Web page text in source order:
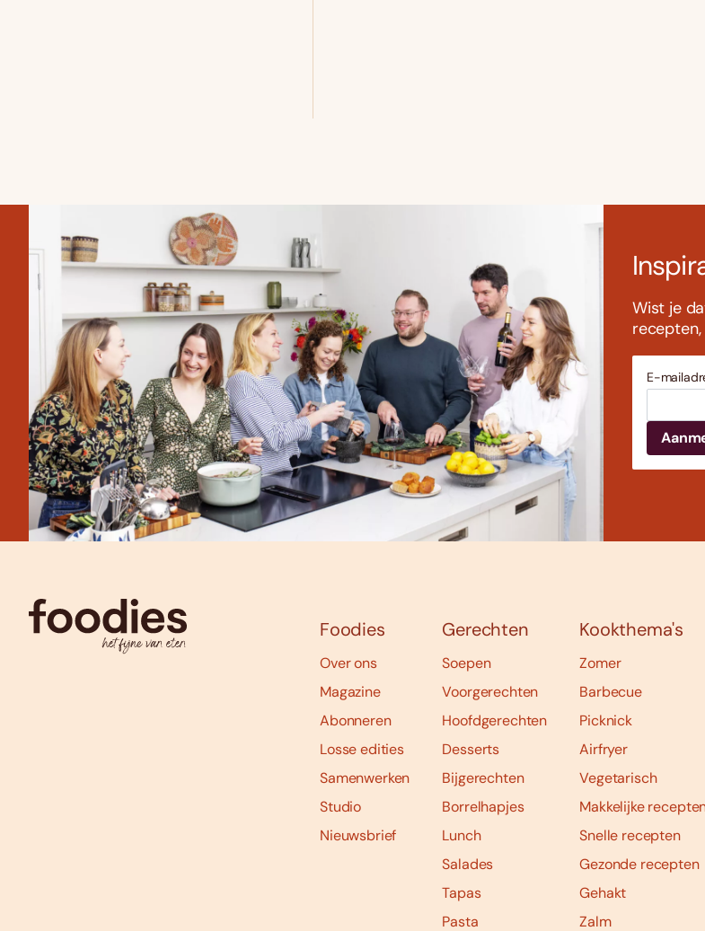
Wist je
E-
Foodies
Over ons
Magazine
Abonneren
Losse edities
Samenwerken
Studio
Nieuwsbrief
Gerechten
Soepen
Voorgerechten
Hoofdgerechten
Desserts
Bijgerechten
Borrelhapjes
Lunch
Salades
Tapas
Pasta
Kookthema's
Zomer
Barbecue
Picknick
Airfryer
Vegetarisch
Makkelijke
Snelle recepten
Gezonde recepten
Gehakt
Zalm